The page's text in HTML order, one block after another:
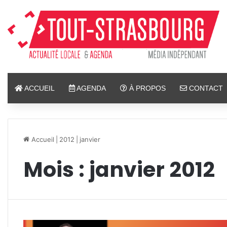
ACCUEIL AGENDA À PROPOS CONTACT
Accueil 2012 janvier
Mois : janvier 2012